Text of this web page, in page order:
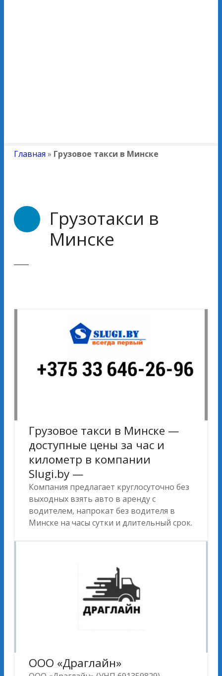
Главная » Грузовое такси в Минске
Грузотакси в
Минске
Грузовое такси в Минске —
доступные цены за час и
километр в компании
Slugi.by —
Компания предлагает круглосуточно без
выходных взять авто в аренду с
водителем, напрокат без водителя в
Минске на часы сутки и длительный срок.
ООО «Драглайн»